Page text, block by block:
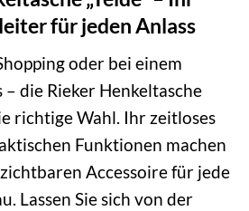
für jeden Anlass
oder bei einem
– die Rieker Henkeltasche
richtige Wahl. Ihr zeitloses
Funktionen machen
Accessoire für jede
Lassen Sie sich von der